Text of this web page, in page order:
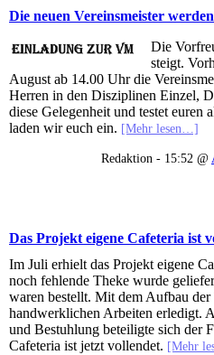
Die neuen Vereinsmeister
Die
steigt.
August ab 14.00 Uhr die
Herren in den Disziplinen Einzel,
diese Gelegenheit und testet euren
laden wir euch ein. [Mehr lesen…]
Redaktion - 15:52 @
Das Projekt eigene Cafeteria ist
Im Juli erhielt das Projekt eigene
noch fehlende Theke wurde
waren bestellt. Mit dem Aufbau
handwerklichen Arbeiten erledigt.
und Bestuhlung beteiligte sich der
Cafeteria ist jetzt vollendet. [Mehr